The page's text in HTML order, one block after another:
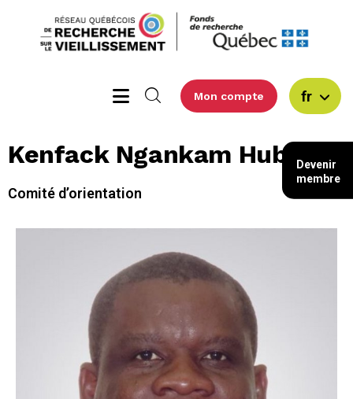
Mon compte fr
Kenfack Ngankam Hubert
Comité d’orientation
Devenir
membre